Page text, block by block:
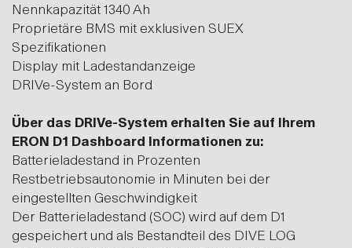
Nennkapazität 1340 Ah
Proprietäre BMS mit exklusiven SUEX
Spezifikationen
Display mit Ladestandanzeige
DRIVe-System an Bord
Über das DRIVe-System erhalten Sie auf Ihrem
ERON D1 Dashboard Informationen zu:
Batterieladestand in Prozenten
Restbetriebsautonomie in Minuten bei der
eingestellten Geschwindigkeit
Der Batterieladestand (SOC) wird auf dem D1
gespeichert und als Bestandteil des DIVE LOG